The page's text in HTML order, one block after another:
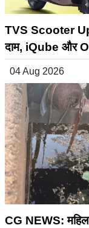
TVS Scooter
दाम, iQube और
04 Aug 2026
CG NEWS: